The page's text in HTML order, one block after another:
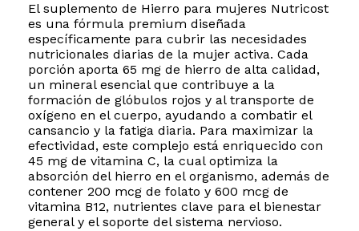
El suplemento de Hierro para mujeres Nutricost
es una fórmula premium diseñada
específicamente para cubrir las necesidades
nutricionales diarias de la mujer activa. Cada
porción aporta 65 mg de hierro de alta calidad,
un mineral esencial que contribuye a la
formación de glóbulos rojos y al transporte de
oxígeno en el cuerpo, ayudando a combatir el
cansancio y la fatiga diaria. Para maximizar la
efectividad, este complejo está enriquecido con
45 mg de vitamina C, la cual optimiza la
absorción del hierro en el organismo, además de
contener 200 mcg de folato y 600 mcg de
vitamina B12, nutrientes clave para el bienestar
general y el soporte del sistema nervioso.